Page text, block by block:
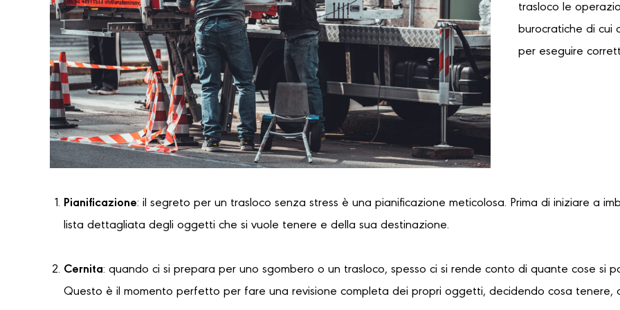
trasloco le
burocratiche di cui
per eseguire
Pianificazione: il segreto per un trasloco senza stress è una pianificazione meticolosa. Prima di iniziare a
lista dettagliata degli oggetti che si vuole tenere e della sua destinazione.
Cernita: quando ci si prepara per uno sgombero o un trasloco, spesso ci si rende conto di quante cose si
Questo è il momento perfetto per fare una revisione completa dei propri oggetti, decidendo cosa tenere,